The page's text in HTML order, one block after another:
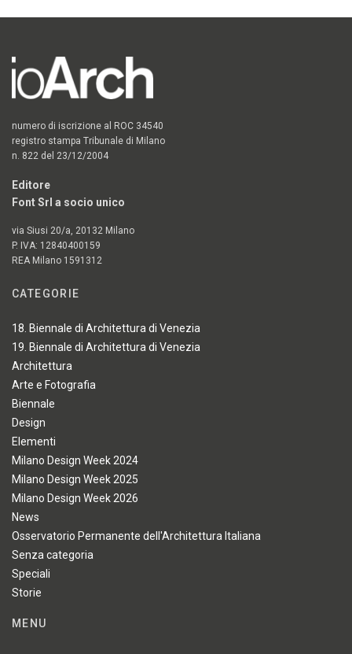
numero di iscrizione al ROC 34540
registro stampa Tribunale di Milano
n. 822 del 23/12/2004
Editore
Font Srl a socio unico
via Siusi 20/a, 20132 Milano
P. IVA: 12840400159
REA Milano 1591312
CATEGORIE
18. Biennale di Architettura di Venezia
19. Biennale di Architettura di Venezia
Architettura
Arte e Fotografia
Biennale
Design
Elementi
Milano Design Week 2024
Milano Design Week 2025
Milano Design Week 2026
News
Osservatorio Permanente dell'Architettura Italiana
Senza categoria
Speciali
Storie
MENU